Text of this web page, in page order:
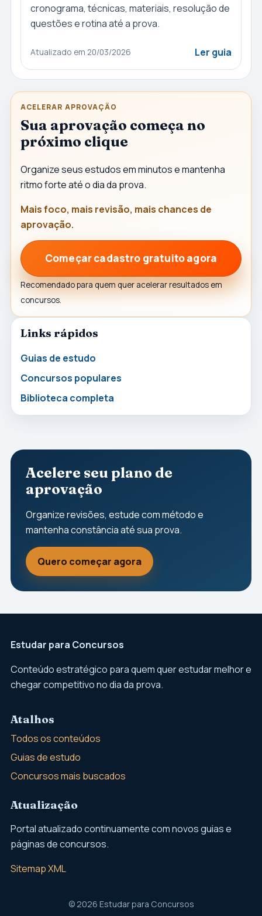
cronograma, técnicas, materiais, resolução de
questões e rotina até a prova.
Atualizado em 20/03/2026 Ler guia
ACELERAR APROVAÇÃO
Sua aprovação começa no
próximo clique
Organize seus estudos em minutos e mantenha
ritmo forte até o dia da prova.
Mais foco, mais revisão, mais chances de
aprovação.
Começar cadastro gratuito agora
Recomendado para quem quer acelerar resultados em
concursos.
Links rápidos
Guias de estudo
Concursos populares
Biblioteca completa
Acelere seu plano de
aprovação
Organize revisões, estude com método e
mantenha constância até sua prova.
Quero começar agora
Estudar para Concursos
Conteúdo estratégico para quem quer estudar melhor e
chegar competitivo no dia da prova.
Atalhos
Todos os conteúdos
Guias de estudo
Concursos mais buscados
Atualização
Portal atualizado continuamente com novos guias e
páginas de concursos.
Sitemap XML
© 2026 Estudar para Concursos